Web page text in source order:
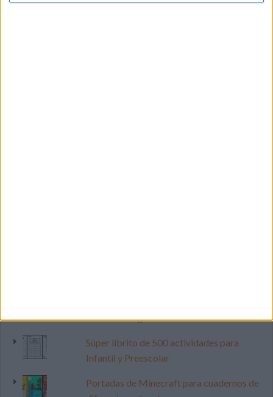
SIGUE NUESTROS TABLEROS EN
descubrir el gran fenómeno
Súper librito de 500 actividades para
Infantil y Preescolar
Portadas de Minecraft para cuadernos de